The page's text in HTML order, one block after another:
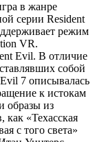
в жанре
серии Resident
режим
VR.
Evil. В отличие
собой
7 описывалась
к истокам
образы из
«Техасская
с того света»